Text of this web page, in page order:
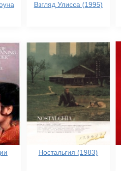
Взгляд Улисса (1995)
Ностальгия (1983)